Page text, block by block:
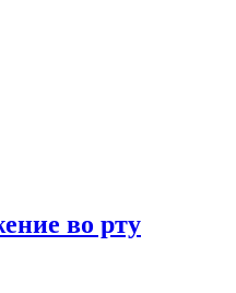
во рту